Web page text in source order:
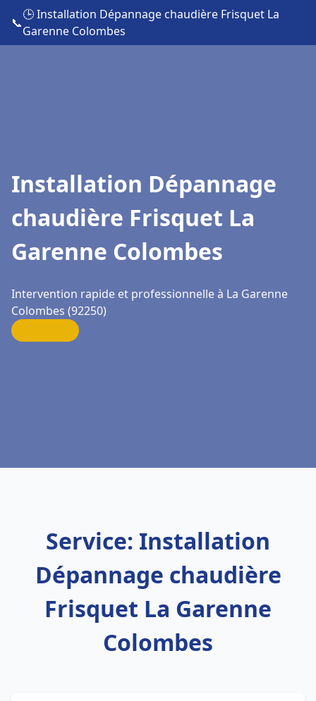
📞
🕒 Installation Dépannage chaudière Frisquet La
Garenne Colombes
Installation Dépannage
chaudière Frisquet La
Garenne Colombes
Intervention rapide et professionnelle à La Garenne
Colombes (92250)
Service: Installation
Dépannage chaudière
Frisquet La Garenne
Colombes